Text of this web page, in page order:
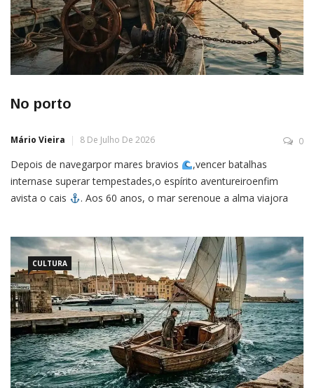
No porto
Mário Vieira 8 De Julho De 2026 0
Depois de navegarpor mares bravios
,vencer batalhas
internase superar tempestades,o espírito aventureiroenfim
avista o cais
. Aos 60 anos, o mar serenoue a alma viajora
porto,ele levanta a âncora
e iça novamente as […]
CULTURA